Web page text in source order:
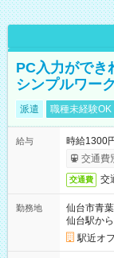
PC入力ができ
シンプルワー
派遣 職種未経験OK
給与
時給1300
交通費
交通費 交
勤務地
仙台市青
仙台駅か
駅近オ